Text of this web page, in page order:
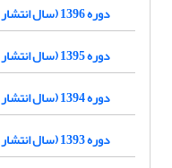
دوره 1396 (سال انتشار 1397)
دوره 1395 (سال انتشار 1396)
دوره 1394 (سال انتشار 1395)
دوره 1393 (سال انتشار 1394)